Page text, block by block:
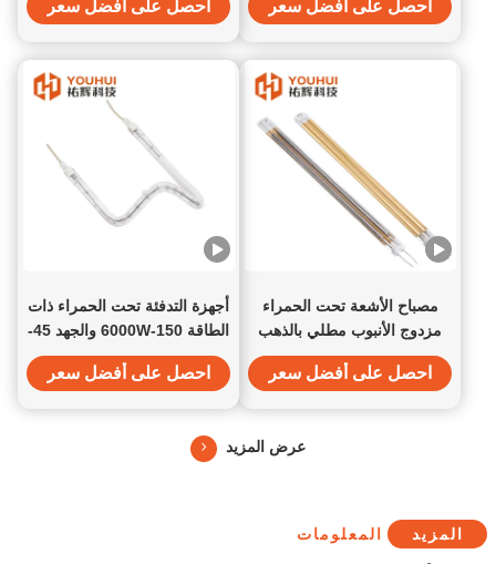
1100-2600 درجة مئوية درجة
الكوارتز الواضح
احصل على أفضل سعر احصل على أفضل سعر
مصباح الأشعة تحت الحمراء
مزدوج الأنبوب مطلي بالذهب
متوسط الموجة 1000 واط
للتدفئة الصناعية
احصل على أفضل سعر
أجهزة التدفئة تحت الحمراء ذات
الطاقة 150-6000W والجهد 45-
480V
احصل على أفضل سعر
عرض المزيد
المزيد المعلومات